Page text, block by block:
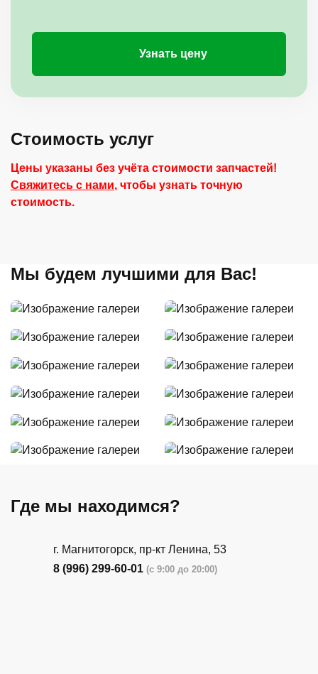
Узнать цену
Стоимость услуг
Цены указаны без учёта стоимости запчастей!
Свяжитесь с нами, чтобы узнать точную
стоимость.
Мы будем лучшими для Вас!
Где мы находимся?
г. Магнитогорск, пр-кт Ленина, 53
8 (996) 299-60-01 (с 9:00 до 20:00)